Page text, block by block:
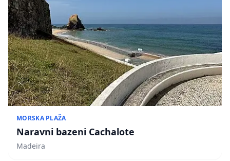
MORSKA PLAŽA
Naravni bazeni Cachalote
Madeira